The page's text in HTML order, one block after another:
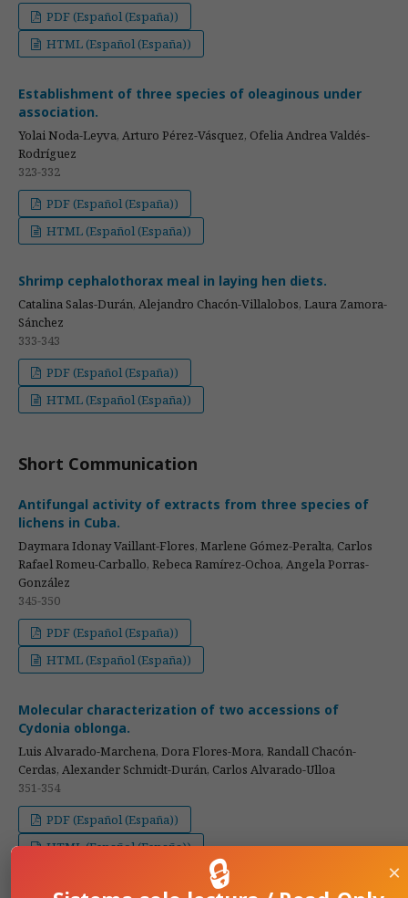
PDF (Español (España))
HTML (Español (España))
Establishment of three species of oleaginous under
association.
Yolai Noda-Leyva, Arturo Pérez-Vásquez, Ofelia Andrea Valdés-
Rodríguez
323-332
PDF (Español (España))
HTML (Español (España))
Shrimp cephalothorax meal in laying hen diets.
Catalina Salas-Durán, Alejandro Chacón-Villalobos, Laura Zamora-
Sánchez
333-343
PDF (Español (España))
HTML (Español (España))
Short Communication
Antifungal activity of extracts from three species of
lichens in Cuba.
Daymara Idonay Vaillant-Flores, Marlene Gómez-Peralta, Carlos
Rafael Romeu-Carballo, Rebeca Ramírez-Ochoa, Angela Porras-
González
345-350
PDF (Español (España))
HTML (Español (España))
Molecular characterization of two accessions of
Cydonia oblonga.
Luis Alvarado-Marchena, Dora Flores-Mora, Randall Chacón-
Cerdas, Alexander Schmidt-Durán, Carlos Alvarado-Ulloa
351-354
PDF (Español (España))
HTML (Español (España))
×
🔒